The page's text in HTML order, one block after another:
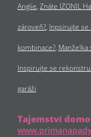
Anglie Znáte IZONIL
zároveň? Inpsirujte se
kombinace?
Inspirujte se
garáži
Tajemství